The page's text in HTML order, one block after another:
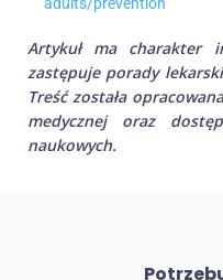
Artykuł ma charakter
zastępuje porady
Treść została
medycznej oraz
naukowych.